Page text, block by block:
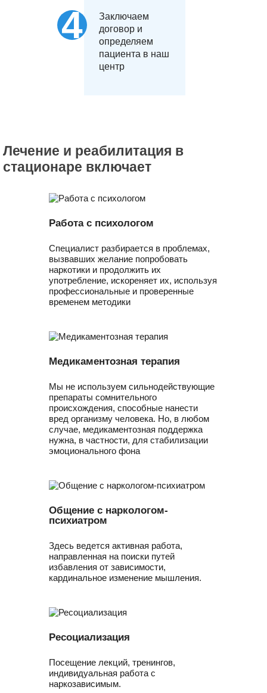
Заключаем
договор и
определяем
пациента в наш
центр
Лечение и реабилитация в
стационаре включает
Работа с психологом
Специалист разбирается в проблемах,
вызвавших желание попробовать
наркотики и продолжить их
употребление, искореняет их, используя
профессиональные и проверенные
временем методики
Медикаментозная терапия
Мы не используем сильнодействующие
препараты сомнительного
происхождения, способные нанести
вред организму человека. Но, в любом
случае, медикаментозная поддержка
нужна, в частности, для стабилизации
эмоционального фона
Общение с наркологом-
психиатром
Здесь ведется активная работа,
направленная на поиски путей
избавления от зависимости,
кардинальное изменение мышления.
Ресоциализация
Посещение лекций, тренингов,
индивидуальная работа с
наркозависимым.